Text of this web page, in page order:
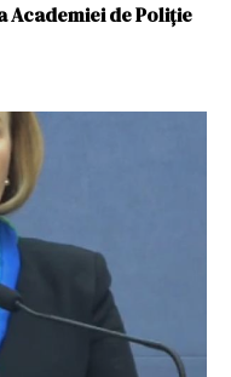
Academiei de Poliție